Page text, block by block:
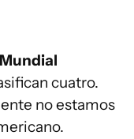
cuatro.
no estamos